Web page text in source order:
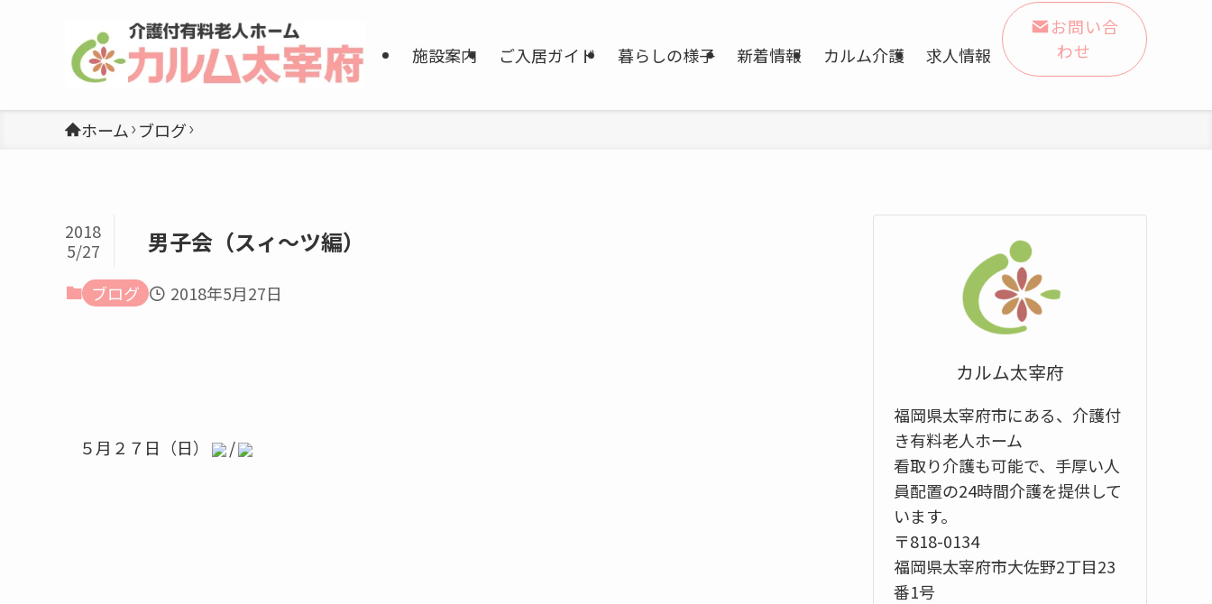
施設案内 ご入居ガイド 暮らしの様子 新着情報 カルム介護 求人情報
お問い合
わせ
ホーム ブログ
男子会（スィ～ツ編）
2018
5/27
ブログ
2018年5月27日
５月２７日（日） /
カルム太宰府
福岡県太宰府市にある、介護付
き有料老人ホーム
看取り介護も可能で、手厚い人
員配置の24時間介護を提供して
います。
〒818-0134
福岡県太宰府市大佐野2丁目23
番1号